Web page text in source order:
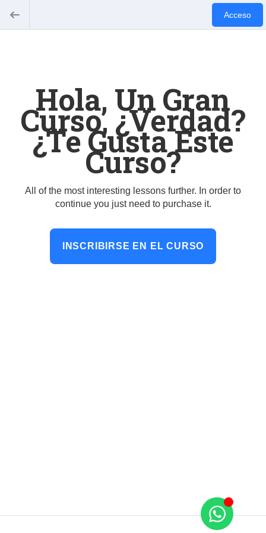
Acceso
Hola, Un Gran
Curso, ¿verdad?
¿Te Gusta Este
Curso?
All of the most interesting lessons further. In order to
continue you just need to purchase it.
INSCRIBIRSE EN EL CURSO